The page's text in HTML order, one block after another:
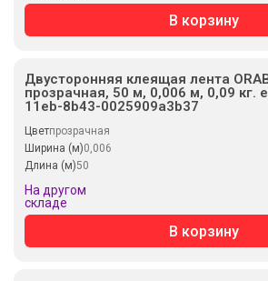
В корзину
Двусторонняя клеящая лента
прозрачная, 50 м, 0,006 м, 0,09 кг.
11eb-8b43-0025909a3b37
Цветпрозрачная
Ширина (м)0,006
Длина (м)50
На другом
складе
В корзину